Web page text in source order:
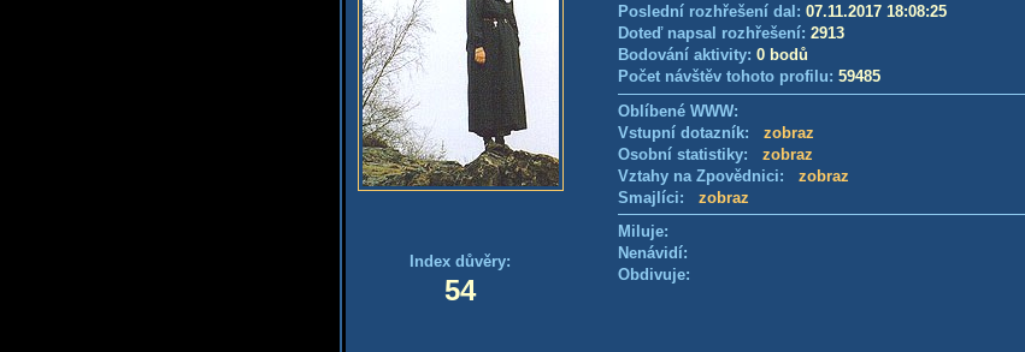
Index důvěry:
54
Poslední rozhřešení dal: 07.11.2017 18:08:25
Doteď napsal rozhřešení: 2913
Bodování aktivity: 0 bodů
Počet návštěv tohoto profilu: 59485
Oblíbené WWW:
Vstupní dotazník: zobraz
Osobní statistiky: zobraz
Vztahy na Zpovědnici: zobraz
Smajlíci: zobraz
Miluje:
Nenávidí:
Obdivuje: